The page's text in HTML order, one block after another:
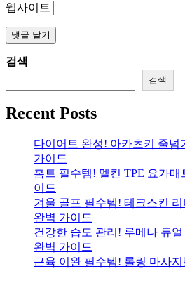
웹사이트
검색
검색
Recent Posts
다이어트 완성! 아카츠키 줄넘
가이드
홈트 필수템! 멜킨 TPE 요가매
이드
겨울 골프 필수템! 테크스킨
완벽 가이드
건강한 습도 관리! 루메나 듀
완벽 가이드
근육 이완 필수템! 롤링 마사